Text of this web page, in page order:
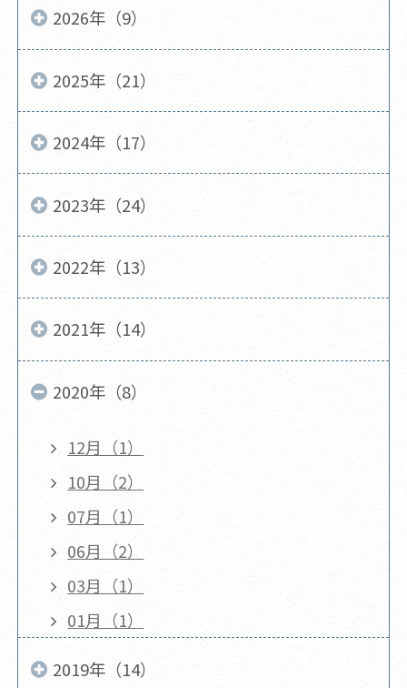
2026年（9）
2025年（21）
2024年（17）
2023年（24）
2022年（13）
2021年（14）
2020年（8）
12月（1）
10月（2）
07月（1）
06月（2）
03月（1）
01月（1）
2019年（14）